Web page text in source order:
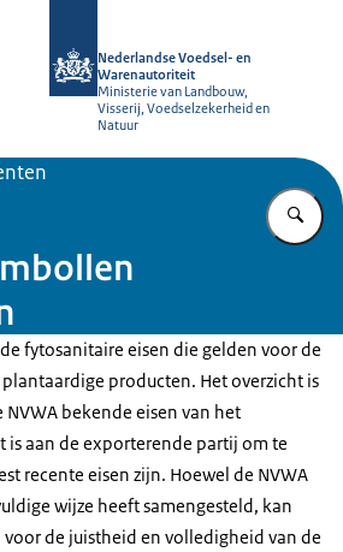
Nederlandse Voedsel- en
Warenautoriteit
Ministerie van Landbouw,
Visserij, Voedselzekerheid en
Natuur
fytosanitaire eisen die gelden voor de
producten. Het overzicht is
bekende eisen van het
is aan de exporterende partij om te
recente eisen zijn. Hoewel de NVWA
wijze heeft samengesteld, kan
de juistheid en volledigheid van de